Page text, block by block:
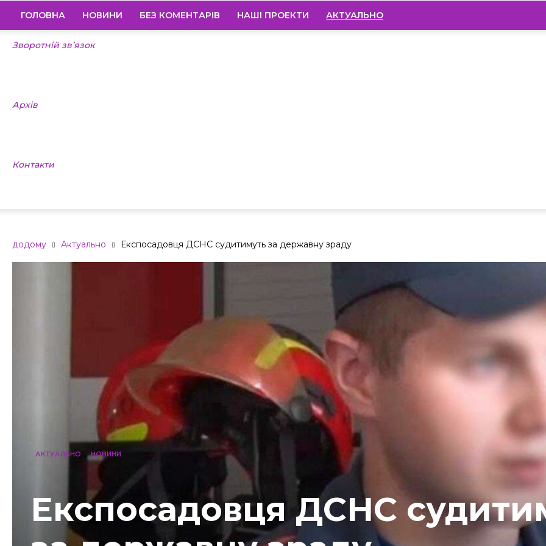
ГОЛОВНА НОВИНИ БЕЗ КОМЕНТАРІВ НАШІ ПРОЕКТИ АКТУАЛЬНО
Зворотній зв’язок
Архів
Контакти
додому Актуально Експосадовця ДСНС судитимуть за державну зраду
АКТУАЛЬНО НОВИНИ
Експосадовця ДСНС